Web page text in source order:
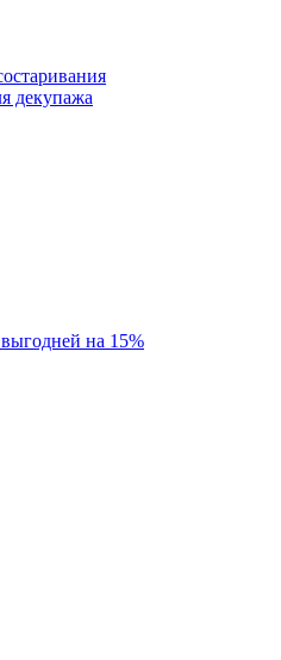
декупажа
на 15%